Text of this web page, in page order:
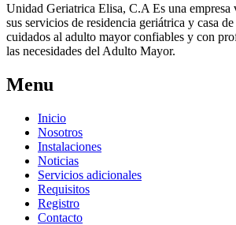
Unidad Geriatrica Elisa, C.A Es una empresa
sus servicios de residencia geriátrica y casa
cuidados al adulto mayor confiables y con
las necesidades del Adulto Mayor.
Menu
Inicio
Nosotros
Instalaciones
Noticias
Servicios adicionales
Requisitos
Registro
Contacto